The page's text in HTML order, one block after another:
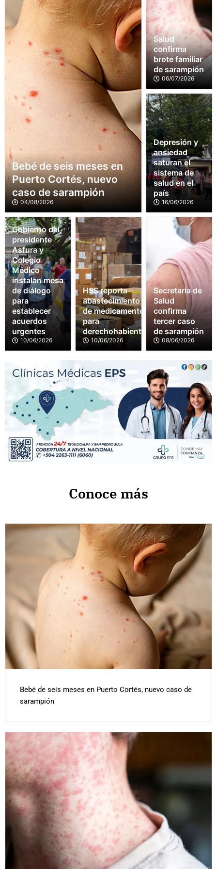
Bebé de seis meses en
Puerto Cortés, nuevo
caso de sarampión
04/08/2026
Salud
confirma
brote familiar
de sarampión
06/07/2026
Depresión y
ansiedad
saturan el
sistema de
salud en el
país
16/06/2026
Gobierno del
presidente
Asfura y
Colegio
Médico
instalan mesa
de diálogo
para
establecer
acuerdos
urgentes
10/06/2026
HSS reporta
abastecimiento
de medicamentos
para
derechohabientes
10/06/2026
Secretaria de
Salud
confirma
tercer caso
de sarampión
08/06/2026
Conoce más
Bebé de seis meses en Puerto Cortés, nuevo caso de
sarampión